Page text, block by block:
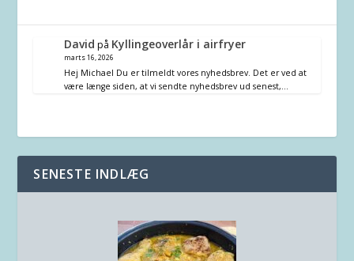
David på Kyllingeoverlår i airfryer
marts 16, 2026
Hej Michael Du er tilmeldt vores nyhedsbrev. Det er ved at
være længe siden, at vi sendte nyhedsbrev ud senest,…
SENESTE INDLÆG